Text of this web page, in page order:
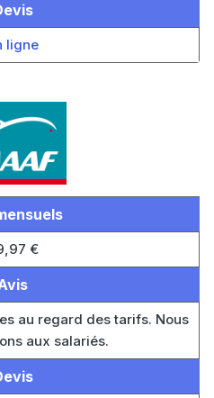
ligne
€
au regard des tarifs. Nous
aux salariés.